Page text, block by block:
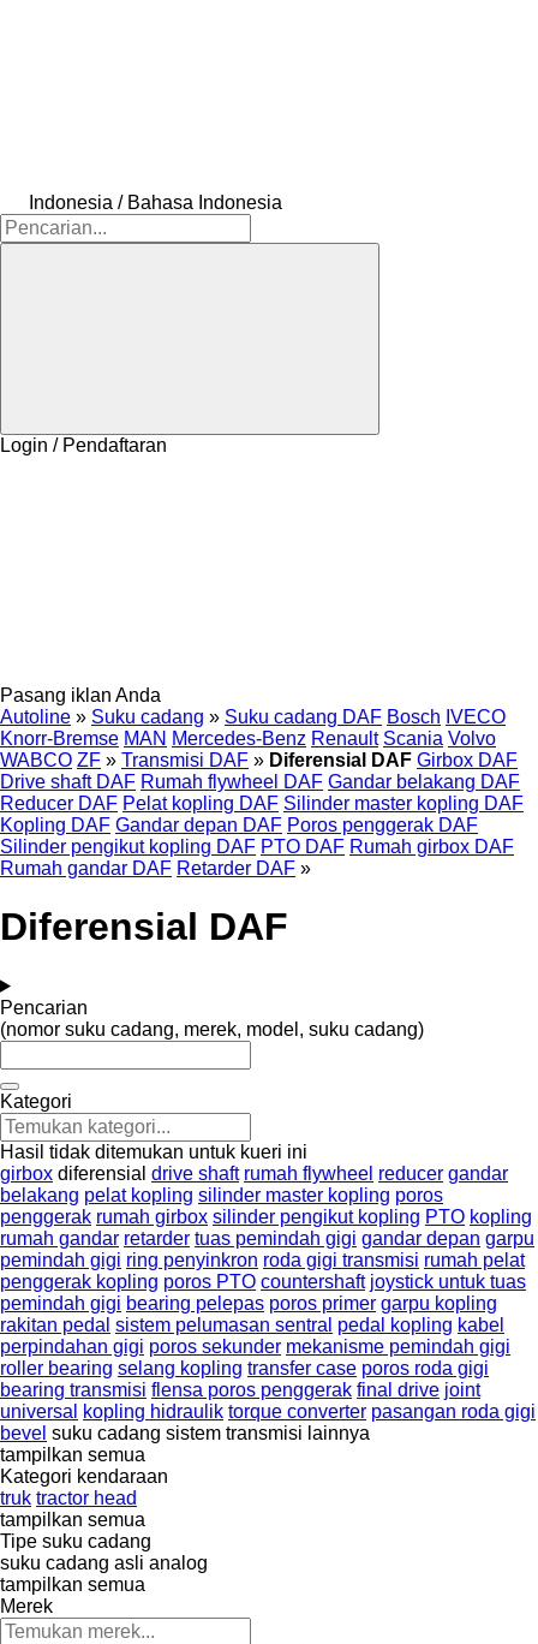
Indonesia / Bahasa Indonesia
Login / Pendaftaran
Pasang iklan Anda
Autoline » Suku cadang » Suku cadang DAF Bosch IVECO
Knorr-Bremse MAN Mercedes-Benz Renault Scania Volvo
WABCO ZF » Transmisi DAF » Diferensial DAF Girbox DAF
Drive shaft DAF Rumah flywheel DAF Gandar belakang DAF
Reducer DAF Pelat kopling DAF Silinder master kopling DAF
Kopling DAF Gandar depan DAF Poros penggerak DAF
Silinder pengikut kopling DAF PTO DAF Rumah girbox DAF
Rumah gandar DAF Retarder DAF »
Diferensial DAF
Pencarian
(nomor suku cadang, merek, model, suku cadang)
Kategori
Hasil tidak ditemukan untuk kueri ini
girbox diferensial drive shaft rumah flywheel reducer gandar
belakang pelat kopling silinder master kopling poros
penggerak rumah girbox silinder pengikut kopling PTO kopling
rumah gandar retarder tuas pemindah gigi gandar depan garpu
pemindah gigi ring penyinkron roda gigi transmisi rumah pelat
penggerak kopling poros PTO countershaft joystick untuk tuas
pemindah gigi bearing pelepas poros primer garpu kopling
rakitan pedal sistem pelumasan sentral pedal kopling kabel
perpindahan gigi poros sekunder mekanisme pemindah gigi
roller bearing selang kopling transfer case poros roda gigi
bearing transmisi flensa poros penggerak final drive joint
universal
kopling hidraulik torque converter pasangan roda gigi
bevel suku cadang sistem transmisi lainnya
tampilkan semua
Kategori kendaraan
truk tractor head
tampilkan semua
Tipe suku cadang
suku cadang asli analog
tampilkan semua
Merek